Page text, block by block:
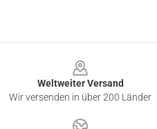
Weltweiter Versand
Wir versenden in über 200 Länder